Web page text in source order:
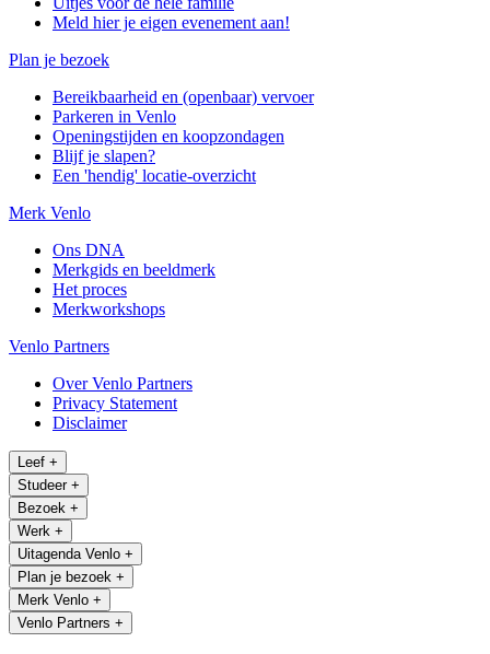
Meld hier je eigen evenement aan!
Plan je bezoek
Bereikbaarheid en (openbaar) vervoer
Parkeren in Venlo
Openingstijden en koopzondagen
Blijf je slapen?
Een 'hendig' locatie-overzicht
Merk Venlo
Ons DNA
Merkgids en beeldmerk
Het proces
Merkworkshops
Venlo Partners
Over Venlo Partners
Privacy Statement
Disclaimer
Leef +
Studeer +
Bezoek +
Werk +
Uitagenda Venlo +
Plan je bezoek +
Merk Venlo +
Venlo Partners +